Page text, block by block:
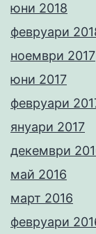
юни 2018
февруари
ноември 2017
юни 2017
февруари
януари 2017
декември
май 2016
март 2016
февруари